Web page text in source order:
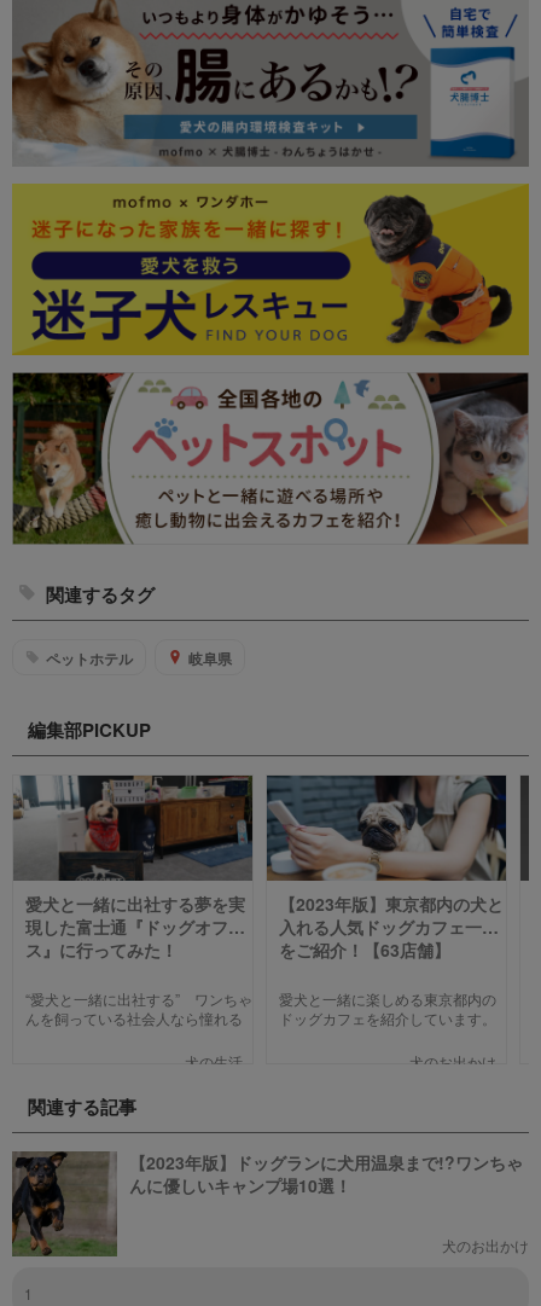
関連するタグ
ペットホテル 岐阜県
編集部PICKUP
愛犬と一緒に出社する夢を実
現した富士通『ドッグオフィ
ス』に行ってみた！
“愛犬と一緒に出社する” ワンちゃ
んを飼っている社会人なら憧れる
そんな夢のような取り組みを富士
いました。富士通が愛犬家のため
にどんな取り組みをしているのか
新たに設立された【ドッグオフィ
ス】を取材してきました！
犬の生活
【2023年版】東京都内の犬と
入れる人気ドッグカフェ一覧
をご紹介！【63店舗】
愛犬と一緒に楽しめる東京都内の
ドッグカフェを紹介しています。
のついでに立ち寄るのにピッタリ
ましょう！
犬のお出かけ
関連する記事
【2023年版】ドッグランに犬用温泉まで!?ワンちゃ
んに優しいキャンプ場10選！
犬のお出かけ
1